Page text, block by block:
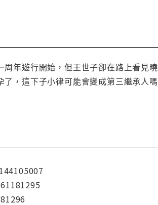
周年遊行開始，但王世子卻在路上看見
了，這下子小律可能會變成第三繼承人